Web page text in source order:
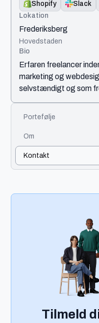
Shopify
Slack
Lokation
Frederiksberg
Hovedstaden
Bio
Erfaren freelancer
marketing og
selvstændigt og som
Portefølje
Om
Kontakt
Tilmeld